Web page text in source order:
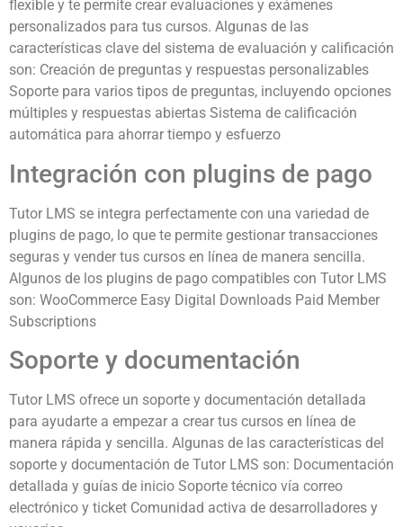
flexible y te permite crear evaluaciones y exámenes
personalizados para tus cursos. Algunas de las
características clave del sistema de evaluación y calificación
son: Creación de preguntas y respuestas personalizables
Soporte para varios tipos de preguntas, incluyendo opciones
múltiples y respuestas abiertas Sistema de calificación
automática para ahorrar tiempo y esfuerzo
Integración con plugins de pago
Tutor LMS se integra perfectamente con una variedad de
plugins de pago, lo que te permite gestionar transacciones
seguras y vender tus cursos en línea de manera sencilla.
Algunos de los plugins de pago compatibles con Tutor LMS
son: WooCommerce Easy Digital Downloads Paid Member
Subscriptions
Soporte y documentación
Tutor LMS ofrece un soporte y documentación detallada
para ayudarte a empezar a crear tus cursos en línea de
manera rápida y sencilla. Algunas de las características del
soporte y documentación de Tutor LMS son: Documentación
detallada y guías de inicio Soporte técnico vía correo
electrónico y ticket Comunidad activa de desarrolladores y